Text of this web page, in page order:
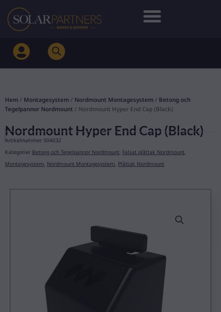
Hoppa
innehåll
Hem / Montagesystem / Nordmount Montagesystem / Betong och
Tegelpannor Nordmount / Nordmount Hyper End Cap (Black)
Nordmount Hyper End Cap (Black)
Artikelnummer 504032
Kategorier Betong och Tegelpannor Nordmount, Falsat plåttak Nordmount,
Montagesystem, Nordmount Montagesystem, Plåttak Nordmount